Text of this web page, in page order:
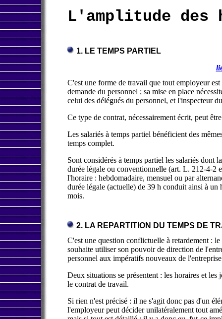
L'amplitude des
1. LE TEMPS PARTIEL
C'est une forme de travail que tout employeur
demande du personnel ; sa mise en place
celui des délégués du personnel, et l'inspecteur
Ce type de contrat, nécessairement écrit, peut
Les salariés à temps partiel bénéficient des
temps complet.
Sont considérés à temps partiel les salariés dont
durée légale ou conventionnelle (art. L. 212-4-2
l'horaire : hebdomadaire, mensuel ou par
durée légale (actuelle) de 39 h conduit ainsi à
mois.
2. LA REPARTITION DU TEMPS DE
C'est une question conflictuelle à retardement :
souhaite utiliser son pouvoir de direction de
personnel aux impératifs nouveaux de
Deux situations se présentent : les horaires et les
le contrat de travail.
Si rien n'est précisé : il ne s'agit donc pas d'un
l'employeur peut décider unilatéralement tout